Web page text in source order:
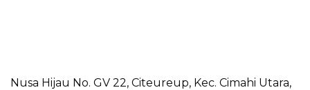
Nusa Hijau No. GV 22, Citeureup, Kec. Cimahi Utara,